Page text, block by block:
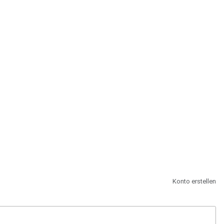
Konto erstellen